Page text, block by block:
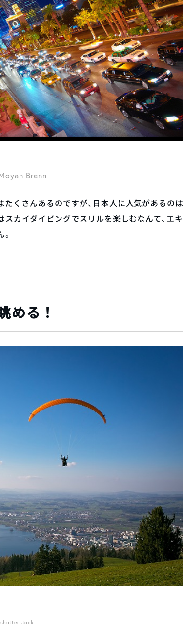
Brenn
くさんあるのですが、日本人に人気があるのは
スカイダイビングでスリルを楽しむなんて、エキ
める！